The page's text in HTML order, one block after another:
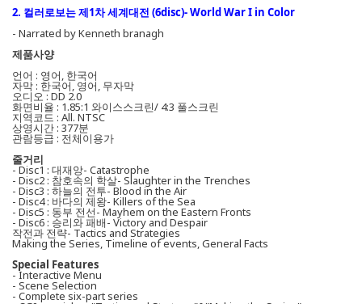
2. 컬러로보는 제1차 세계대전 (6disc)- World War I in Color
- Narrated by Kenneth branagh
제품사양
언어 : 영어, 한국어
자막 : 한국어, 영어, 무자막
오디오 : DD 2.0
화면비율 : 1.85:1 와이스스크린/ 4:3 풀스크린
지역코드 : All. NTSC
상영시간 : 377분
관람등급 : 전체이용가
줄거리
- Disc1 : 대재앙- Catastrophe
- Disc2 : 참호속의 학살- Slaughter in the Trenches
- Disc3 : 하늘의 전투- Blood in the Air
- Disc4 : 바다의 제왕- Killers of the Sea
- Disc5 : 동부 전선- Mayhem on the Eastern Fronts
- Disc6 : 승리와 패배- Victory and Despair
작전과 전략- Tactics and Strategies
Making the Series, Timeline of events, General Facts
Special Features
- Interactive Menu
- Scene Selection
- Complete six-part series